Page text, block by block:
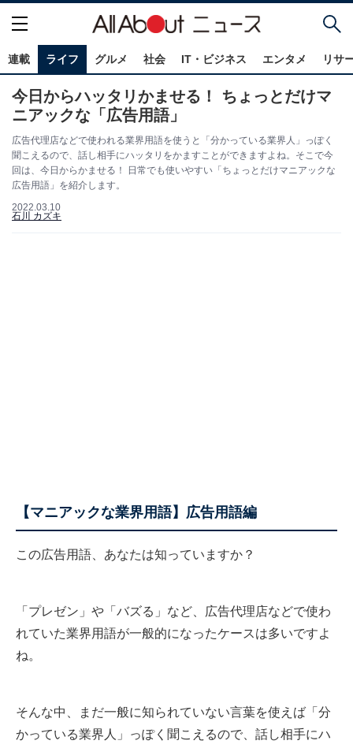
連載 ライフ グルメ 社会 IT・ビジネス エンタメ リサ
今日からハッタリかませる！ ちょっとだけマ
ニアックな「広告用語」
広告代理店などで使われる業界用語を使うと「分かっている業界人」っぽく
聞こえるので、話し相手にハッタリをかますことができますよね。そこで今
回は、今日からかませる！ 日常でも使いやすい「ちょっとだけマニアックな
広告用語」を紹介します。
2022.03.10
石川 カズキ
【マニアックな業界用語】広告用語編
この広告用語、あなたは知っていますか？
「プレゼン」や「バズる」など、広告代理店などで使わ
れていた業界用語が一般的になったケースは多いですよ
ね。
そんな中、まだ一般に知られていない言葉を使えば「分
かっている業界人」っぽく聞こえるので、話し相手にハ